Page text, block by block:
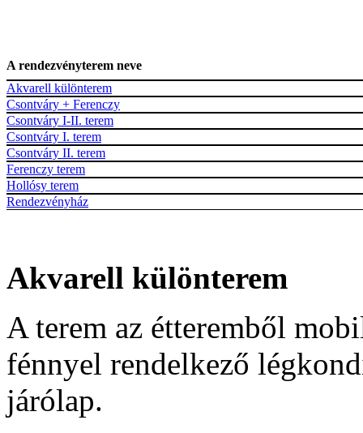
A rendezvényterem neve
Akvarell különterem
Csontváry + Ferenczy
Csontváry I-II. terem
Csontváry I. terem
Csontváry II. terem
Ferenczy terem
Hollósy terem
Rendezvényház
Akvarell különterem
A terem az étteremből
fénnyel rendelkező
járólap.